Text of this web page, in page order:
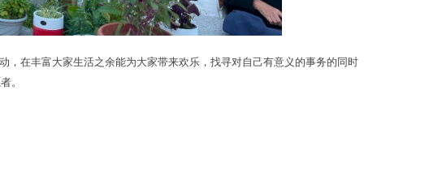
在丰富大家生活之余能为大家带来欢乐，找寻对自己有意义的事务的同时
。